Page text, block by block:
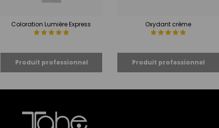
Coloration Lumière Express Oxydant crème